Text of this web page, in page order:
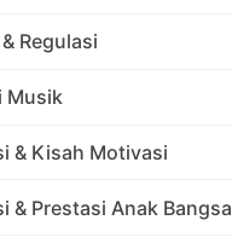
Regulasi
Musik
& Kisah Motivasi
& Prestasi Anak Bangsa